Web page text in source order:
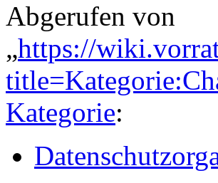
Abgerufen von
„https://
Kategorie: